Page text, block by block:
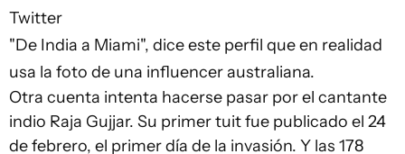
Twitter
"De India a Miami", dice este perfil que en realidad
usa la foto de una influencer australiana.
Otra cuenta intenta hacerse pasar por el cantante
indio Raja Gujjar. Su primer tuit fue publicado el 24
de febrero, el primer día de la invasión. Y las 178